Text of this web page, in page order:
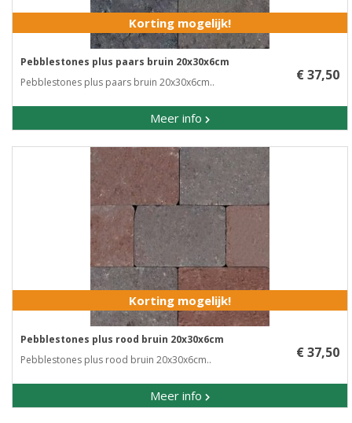
Korting mogelijk!
Pebblestones plus paars bruin 20x30x6cm
Pebblestones plus paars bruin 20x30x6cm..
Meer info
€ 37,50
Korting mogelijk!
Pebblestones plus rood bruin 20x30x6cm
Pebblestones plus rood bruin 20x30x6cm..
Meer info
€ 37,50